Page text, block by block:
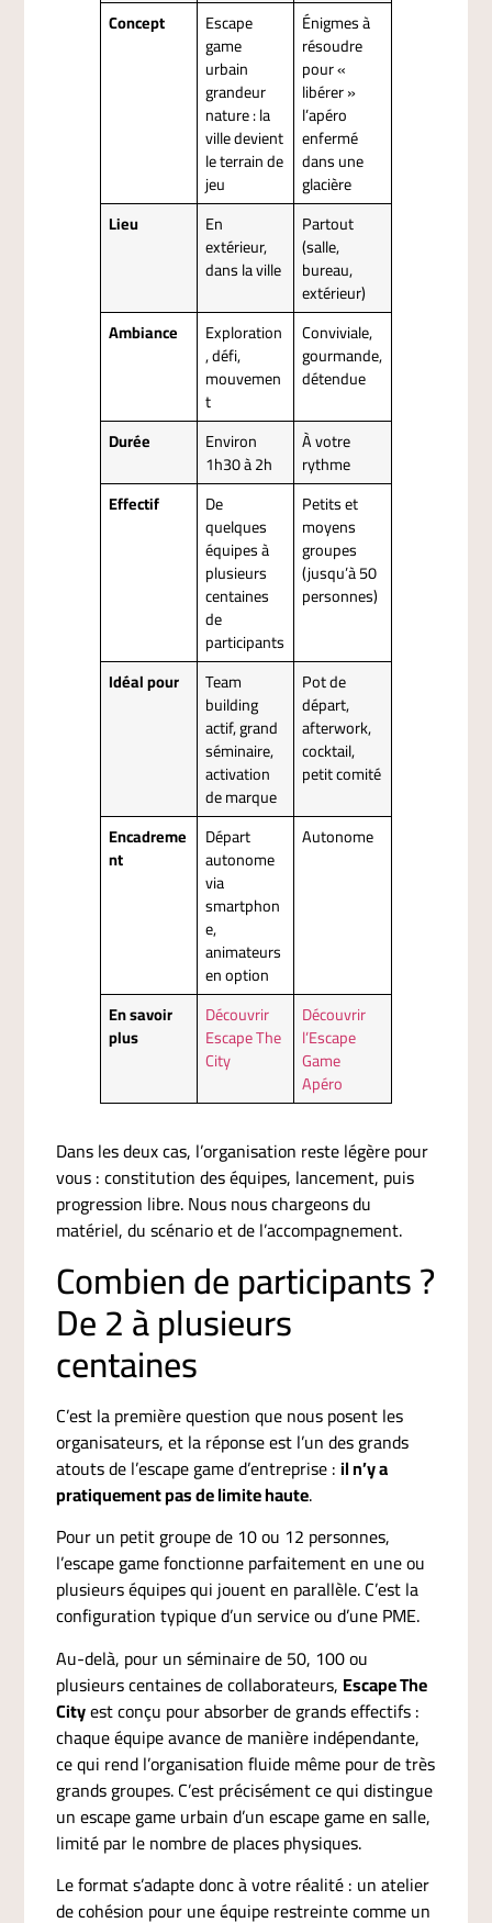
Concept
Escape
game
urbain
grandeur
nature : la
ville devient
le terrain de
jeu
Énigmes à
résoudre
pour «
libérer »
l’apéro
enfermé
dans une
glacière
Lieu
En
extérieur,
dans la ville
Partout
(salle,
bureau,
extérieur)
Ambiance
Exploration
, défi,
mouvemen
t
Conviviale,
gourmande,
détendue
Durée Environ
1h30 à 2h
À votre
rythme
Effectif
De
quelques
équipes à
plusieurs
centaines
de
participants
Petits et
moyens
groupes
(jusqu’à 50
personnes)
Idéal pour Team
building
actif, grand
séminaire,
activation
de marque
Pot de
départ,
afterwork,
cocktail,
petit comité
Encadreme
nt
Départ
autonome
via
smartphon
e,
animateurs
en option
Autonome
En savoir
plus
Découvrir
Escape The
City
Découvrir
l’Escape
Game
Apéro
Dans les deux cas, l’organisation reste légère pour
vous : constitution des équipes, lancement, puis
progression libre. Nous nous chargeons du
matériel, du scénario et de l’accompagnement.
Combien de participants ?
De 2 à plusieurs
centaines
C’est la première question que nous posent les
organisateurs, et la réponse est l’un des grands
atouts de l’escape game d’entreprise :il n’y a
pratiquement pas de limite haute.
Pour un petit groupe de 10 ou 12 personnes,
l’escape game fonctionne parfaitement en une ou
plusieurs équipes qui jouent en parallèle. C’est la
configuration typique d’un service ou d’une PME.
Au-delà, pour un séminaire de 50, 100 ou
plusieurs centaines de collaborateurs, Escape The
Cityest conçu pour absorber de grands effectifs :
chaque équipe avance de manière indépendante,
ce qui rend l’organisation fluide même pour de très
grands groupes. C’est précisément ce qui distingue
un escape game urbain d’un escape game en salle,
limité par le nombre de places physiques.
Le format s’adapte donc à votre réalité : un atelier
de cohésion pour une équipe restreinte comme un